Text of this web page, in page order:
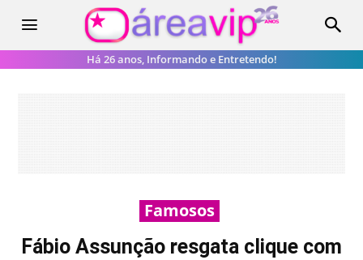
Há 26 anos, Informando e Entretendo!
Famosos
Fábio Assunção resgata clique com